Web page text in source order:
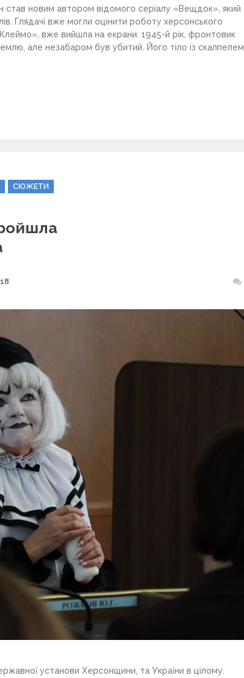
став новим автором відомого серіалу «Вещдок», який
Глядачі вже могли оцінити роботу херсонського
вже вийшла на екрани. 1945-й рік, фронтовик
але незабаром був убитий. Його тіло із скалпелем
СЮЖЕТИ
установи Херсонщини, та України в цілому.